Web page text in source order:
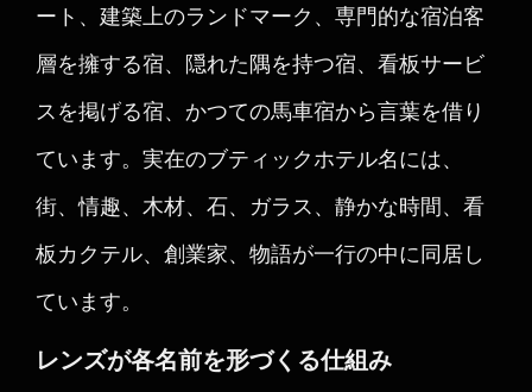
ート、建築上のランドマーク、専門的な宿泊客
層を擁する宿、隠れた隅を持つ宿、看板サービ
スを掲げる宿、かつての馬車宿から言葉を借り
ています。実在のブティックホテル名には、
街、情趣、木材、石、ガラス、静かな時間、看
板カクテル、創業家、物語が一行の中に同居し
ています。
レンズが各名前を形づくる仕組み